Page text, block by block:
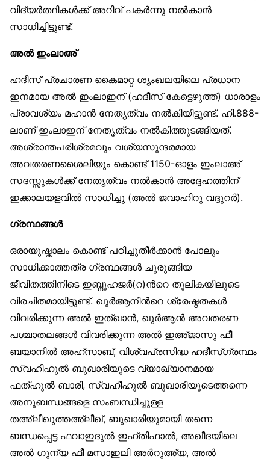
വിദ്യര്‍ത്ഥികള്‍ക്ക് അറിവ് പകര്‍ന്നു നല്‍കാന്‍
സാധിച്ചിട്ടുണ്ട്.
അല്‍ ഇംലാഅ്
ഹദീസ് പ്രചാരണ കൈമാറ്റ ശൃംഖലയിലെ പ്രധാന
ഇനമായ അല്‍ ഇംലാഇന് (ഹദീസ് കേട്ടെഴുത്ത്) ധാരാളം
പ്രാവശ്യം മഹാന്‍ നേതൃത്വം നല്‍കിയിട്ടുണ്ട്. ഹി.888-
ലാണ് ഇംലാഇന് നേതൃത്വം നല്‍കിത്തുടങ്ങിയത്.
അശ്രാന്തപരിശ്രമവും വശ്യസുന്ദരമായ
അവതരണശൈലിയും കൊണ്ട് 1150-ഓളം ഇംലാഅ്
സദസ്സുകള്‍ക്ക് നേതൃത്വം നല്‍കാന്‍ അദ്ദേഹത്തിന്
ഇക്കാലയളവില്‍ സാധിച്ചു (അല്‍ ജവാഹിറു വദ്ദുറര്‍).
ഗ്രന്ഥങ്ങള്‍
ഒരായുഷ്കാലം കൊണ്ട് പഠിച്ചുതീര്‍ക്കാന്‍ പോലും
സാധിക്കാത്തത്ര ഗ്രന്ഥങ്ങള്‍ ചുരുങ്ങിയ
ജീവിതത്തിനിടെ ഇബ്നുഹജര്‍(റ)ന്‍റെ തൂലികയിലൂടെ
വിരചിതമായിട്ടുണ്ട്. ഖുര്‍ആനിന്‍റെ ശ്രേഷ്ഠതകള്‍
വിവരിക്കുന്ന അല്‍ ഇത്ഖാന്‍, ഖുര്‍ആന്‍ അവതരണ
പശ്ചാതലങ്ങള്‍ വിവരിക്കുന്ന അല്‍ ഇഅ്ജാസു ഫീ
ബയാനില്‍ അഹ്സാബ്, വിശ്വപ്രസിദ്ധ ഹദീസ്ഗ്രന്ഥം
സ്വഹീഹുല്‍ ബുഖാരിയുടെ വ്യാഖ്യാനമായ
ഫത്ഹുല്‍ ബാരി, സ്വഹീഹുല്‍ ബുഖാരിയുടെത്തന്നെ
അനുബന്ധങ്ങളെ സംബന്ധിച്ചുള്ള
തഅ്ലീഖുത്തഅ്ലീഖ്, ബുഖാരിയുമായി തന്നെ
ബന്ധപ്പെട്ട ഫവാഇദുല്‍ ഇഹ്തിഫാല്‍, അഖീദയിലെ
അല്‍ ഗുന്യ ഫീ മസാഇലി അര്‍റുഅ്യ, അല്‍